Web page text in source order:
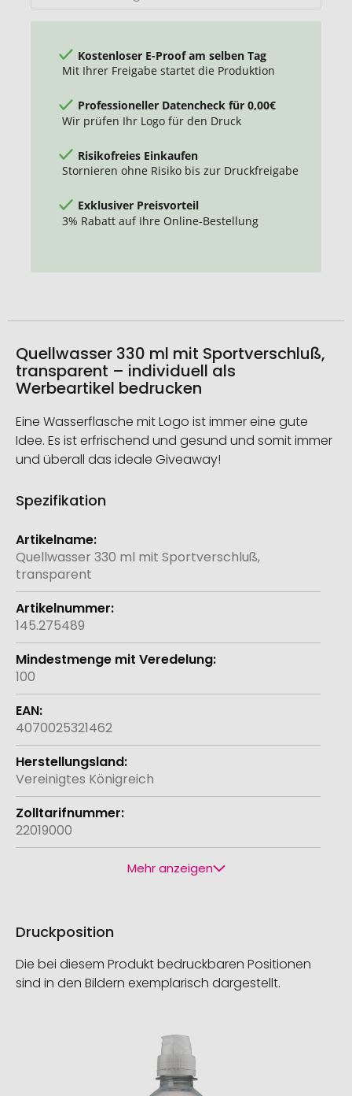
Kostenloser E-Proof am selben Tag
Mit Ihrer Freigabe startet die Produktion
Professioneller Datencheck für 0,00€
Wir prüfen Ihr Logo für den Druck
Risikofreies Einkaufen
Stornieren ohne Risiko bis zur Druckfreigabe
Exklusiver Preisvorteil
3% Rabatt auf Ihre Online-Bestellung
Quellwasser 330 ml mit Sportverschluß,
transparent – individuell als
Werbeartikel bedrucken
Eine Wasserflasche mit Logo ist immer eine gute
Idee. Es ist erfrischend und gesund und somit immer
und überall das ideale Giveaway!
Spezifikation
Weitere
Informationen
Quellwasser 330 ml mit Sportverschluß,
transparent
145.275489
100
4070025321462
Vereinigtes Königreich
22019000
Mehr anzeigen
Druckposition
Die bei diesem Produkt bedruckbaren Positionen
sind in den Bildern exemplarisch dargestellt.